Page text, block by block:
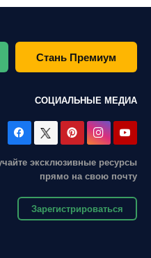
Стань Премиум
СОЦИАЛЬНЫЕ МЕДИА
эксклюзивные ресурсы
прямо на свою почту
Зарегистрироваться